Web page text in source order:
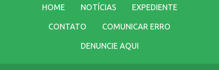
HOME NOTÍCIAS EXPEDIENTE
CONTATO COMUNICAR ERRO
DENUNCIE AQUI